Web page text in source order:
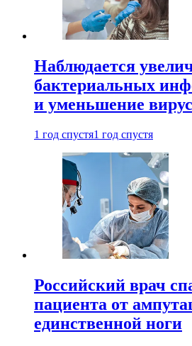
Наблюдается
бактериальных
и уменьшение
1 год спустя1 год спустя
Российский врач
пациента от
единственной ноги